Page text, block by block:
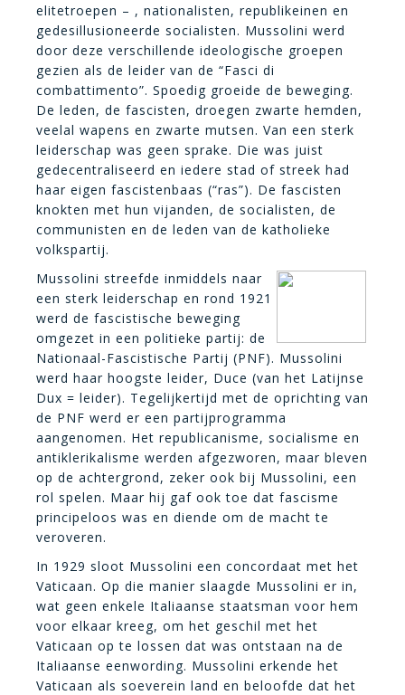
elitetroepen – , nationalisten, republikeinen en
gedesillusioneerde socialisten. Mussolini werd
door deze verschillende ideologische groepen
gezien als de leider van de “Fasci di
combattimento”. Spoedig groeide de beweging.
De leden, de fascisten, droegen zwarte hemden,
veelal wapens en zwarte mutsen. Van een sterk
leiderschap was geen sprake. Die was juist
gedecentraliseerd en iedere stad of streek had
haar eigen fascistenbaas (“ras”). De fascisten
knokten met hun vijanden, de socialisten, de
communisten en de leden van de katholieke
volkspartij.
Mussolini streefde inmiddels naar
een sterk leiderschap en rond 1921
werd de fascistische beweging
omgezet in een politieke partij: de
Nationaal-Fascistische Partij (PNF). Mussolini
werd haar hoogste leider, Duce (van het Latijnse
Dux = leider). Tegelijkertijd met de oprichting van
de PNF werd er een partijprogramma
aangenomen. Het republicanisme, socialisme en
antiklerikalisme werden afgezworen, maar bleven
op de achtergrond, zeker ook bij Mussolini, een
rol spelen. Maar hij gaf ook toe dat fascisme
principeloos was en diende om de macht te
veroveren.
In 1929 sloot Mussolini een concordaat met het
Vaticaan. Op die manier slaagde Mussolini er in,
wat geen enkele Italiaanse staatsman voor hem
voor elkaar kreeg, om het geschil met het
Vaticaan op te lossen dat was ontstaan na de
Italiaanse eenwording. Mussolini erkende het
Vaticaan als soeverein land en beloofde dat het